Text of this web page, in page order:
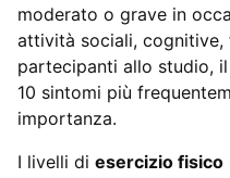
moderato o grave in
attività sociali, cognitive,
partecipanti allo studio,
10 sintomi più
importanza.
I livelli di esercizio fisico